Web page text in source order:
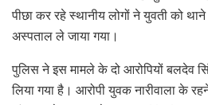
पीछा कर रहे स्थानीय लोगों ने युवती को
अस्पताल ले जाया गया।
पुलिस ने इस मामले के दो आरोपियों बलदेव
लिया गया है। आरोपी युवक नारीवाला के